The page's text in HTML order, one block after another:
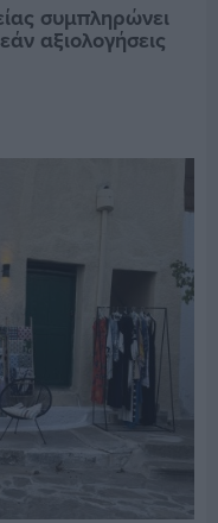
συμπληρώνει
αξιολογήσεις